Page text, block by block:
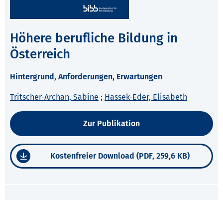
Höhere berufliche Bildung in
Österreich
Hintergrund, Anforderungen, Erwartungen
Tritscher-Archan, Sabine ; Hassek-Eder, Elisabeth
Zur Publikation
Kostenfreier Download (PDF, 259,6 KB)